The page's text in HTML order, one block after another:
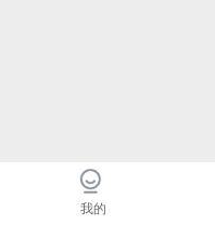
我的